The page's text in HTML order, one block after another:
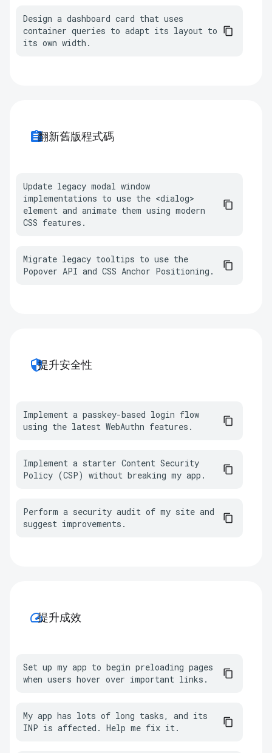
Design a dashboard card that uses
container queries to adapt its layout to
its own width.
assignment翻新舊版程式碼
Update legacy modal window
implementations to use the <dialog>
element and animate them using modern
CSS features.
Migrate legacy tooltips to use the
Popover API and CSS Anchor Positioning.
security提升安全性
Implement a passkey-based login flow
using the latest WebAuthn features.
Implement a starter Content Security
Policy (CSP) without breaking my app.
Perform a security audit of my site and
suggest improvements.
speed提升成效
Set up my app to begin preloading pages
when users hover over important links.
My app has lots of long tasks, and its
INP is affected. Help me fix it.